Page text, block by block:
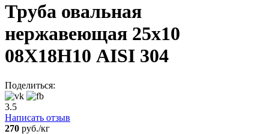
Труба овальная
нержавеющая 25х10
08Х18Н10 AISI 304
Поделиться:
3.5
Написать отзыв
270 руб./кг